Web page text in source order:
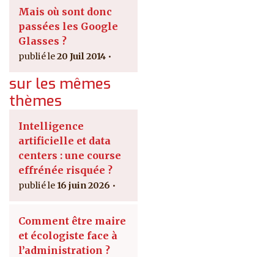
Mais où sont donc
passées les Google
Glasses ?
20 Juil 2014
sur les mêmes
thèmes
Intelligence
artificielle et data
centers : une course
effrénée risquée ?
16 juin 2026
Comment être maire
et écologiste face à
l’administration ?